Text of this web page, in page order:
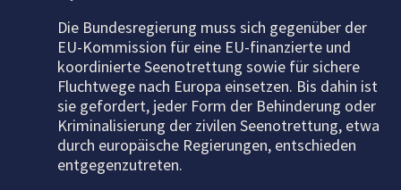
Die Bundesregierung muss sich gegenüber der
EU-Kommission für eine EU-finanzierte und
koordinierte Seenotrettung sowie für sichere
Fluchtwege nach Europa einsetzen. Bis dahin ist
sie gefordert, jeder Form der Behinderung oder
Kriminalisierung der zivilen Seenotrettung, etwa
durch europäische Regierungen, entschieden
entgegenzutreten.